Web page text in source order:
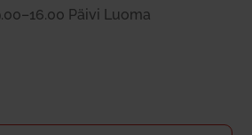
Päivi Luoma